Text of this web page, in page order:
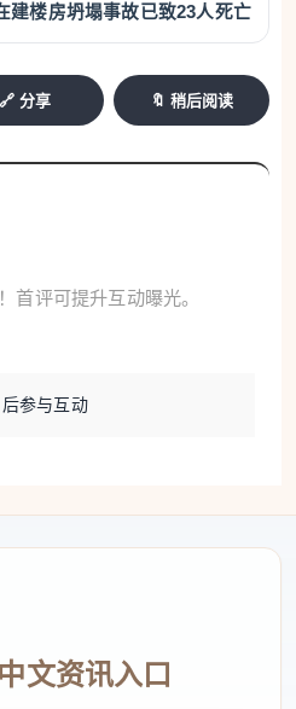
建楼房坍塌事故已致23人死亡
🔗 分享 🔖 稍后阅读
首评可提升互动曝光。
后参与互动
文资讯入口